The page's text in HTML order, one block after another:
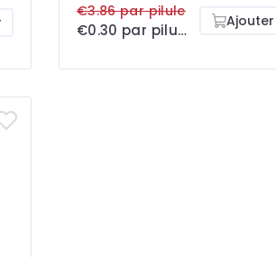
€3.86 par pilule
€0.30 par pilule Ajouter